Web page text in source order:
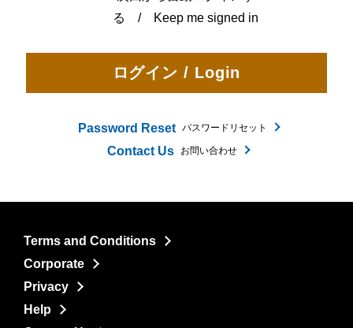
る / Keep me signed in
Password Reset パスワードリセット
Contact Us お問い合わせ
Terms and Conditions
Corporate
Privacy
Help